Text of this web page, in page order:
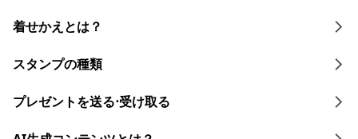
着せかえとは？
スタンプの種類
プレゼントを送る⋅受け取る